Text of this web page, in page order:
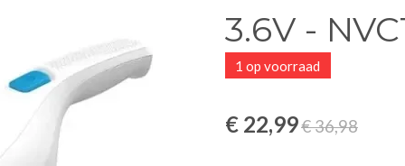
3.6V -
1 op voorraad
€ 22,99€ 36,98